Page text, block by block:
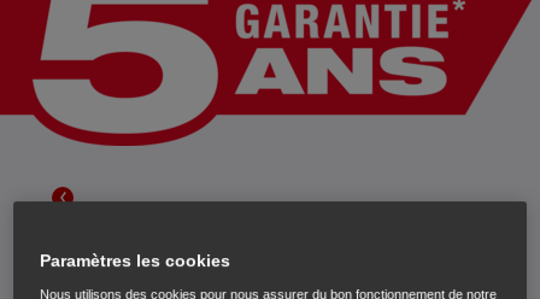
Paramètres les cookies
Nous utilisons des cookies pour nous assurer du bon fonctionnement de notre